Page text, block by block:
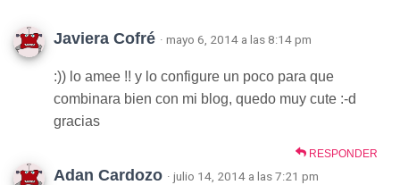
Javiera Cofré · mayo 6, 2014 a las 8:14 pm
:)) lo amee !! y lo configure un poco para que
combinara bien con mi blog, quedo muy cute :-d
gracias
RESPONDER
Adan Cardozo · julio 14, 2014 a las 7:21 pm